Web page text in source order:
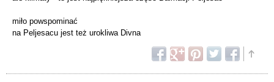
miło powspominać
na Peljesacu jest też urokliwa Divna